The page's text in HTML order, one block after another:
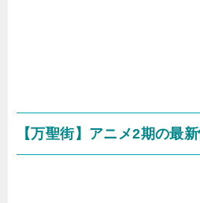
【万聖街】アニメ2期の最